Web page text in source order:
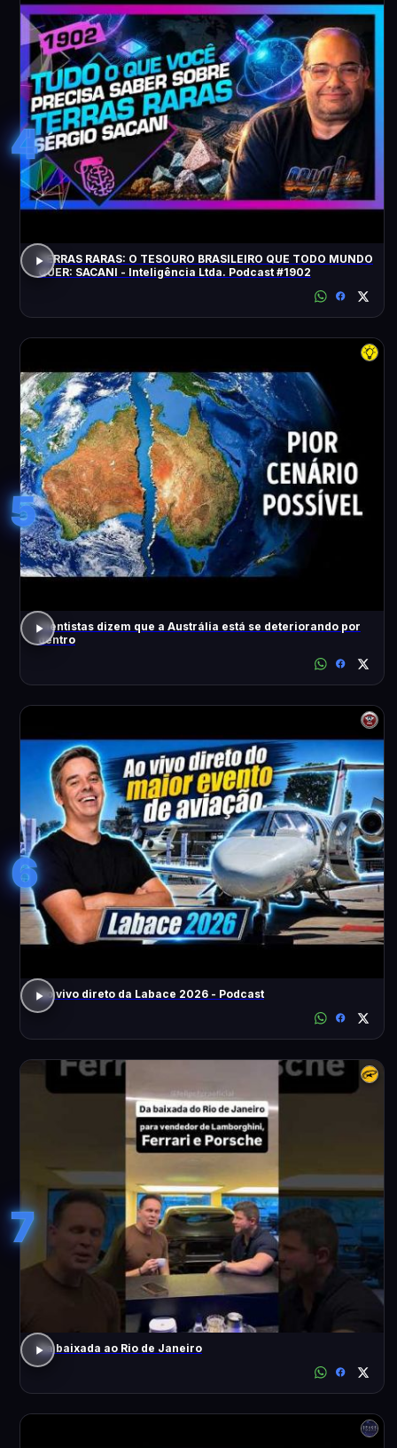
4
TERRAS RARAS: O TESOURO BRASILEIRO QUE TODO MUNDO
QUER: SACANI - Inteligência Ltda. Podcast #1902
5
Cientistas dizem que a Austrália está se deteriorando por
dentro
6
Ao vivo direto da Labace 2026 - Podcast
7
Da baixada ao Rio de Janeiro